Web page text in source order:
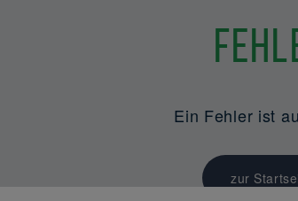
Ein Fehler ist
zur